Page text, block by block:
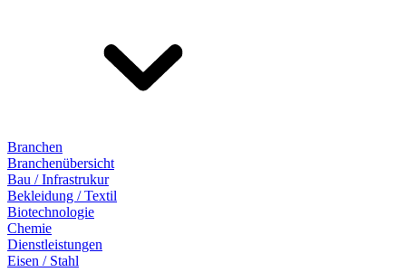
Branchen
Branchenübersicht
Bau / Infrastrukur
Bekleidung / Textil
Biotechnologie
Chemie
Dienstleistungen
Eisen / Stahl